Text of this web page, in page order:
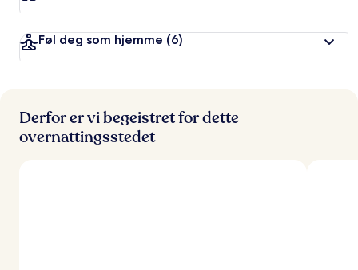
Føl deg som hjemme (6)
Derfor er vi begeistret for dette
overnattingsstedet